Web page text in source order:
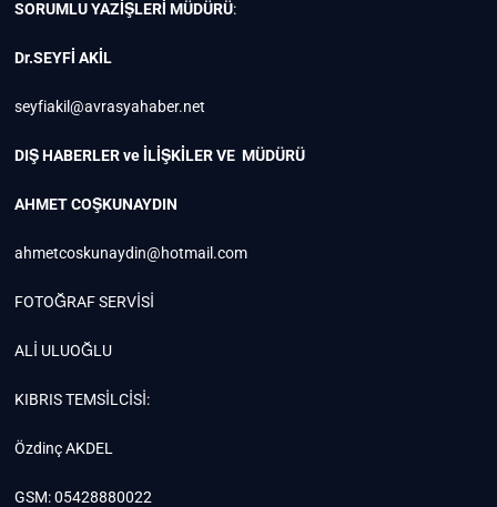
SORUMLU YAZİŞLERİ MÜDÜRÜ:
Dr.SEYFİ AKİL
seyfiakil@avrasyahaber.net
DIŞ HABERLER ve İLİŞKİLER VE MÜDÜRÜ
AHMET COŞKUNAYDIN
ahmetcoskunaydin@hotmail.com
FOTOĞRAF SERVİSİ
ALİ ULUOĞLU
KIBRIS TEMSİLCİSİ:
Özdinç AKDEL
GSM: 05428880022